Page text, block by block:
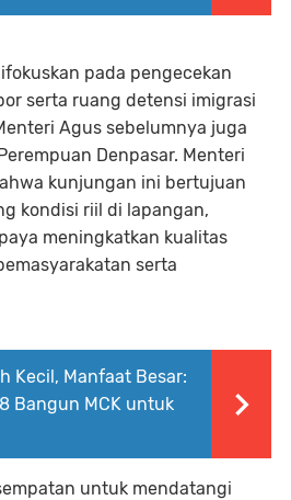
pada pengecekan
serta ruang detensi imigrasi
Agus sebelumnya juga
Denpasar. Menteri
kunjungan ini bertujuan
kondisi riil di lapangan,
meningkatkan kualitas
serta
Kecil, Manfaat Besar:
Bangun MCK untuk
untuk mendatangi